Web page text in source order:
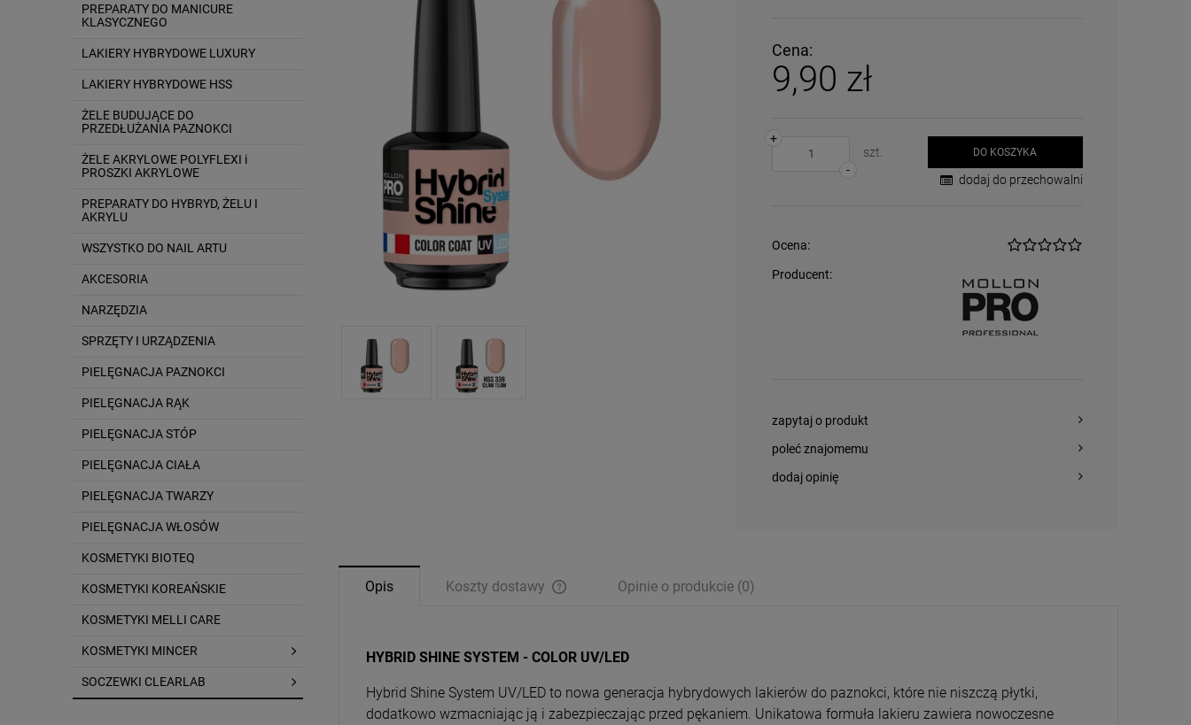
PREPARATY DO MANICURE
KLASYCZNEGO
LAKIERY HYBRYDOWE LUXURY
LAKIERY HYBRYDOWE HSS
ŻELE BUDUJĄCE DO
PRZEDŁUŻANIA PAZNOKCI
ŻELE AKRYLOWE POLYFLEXI i
PROSZKI AKRYLOWE
PREPARATY DO HYBRYD, ŻELU I
AKRYLU
WSZYSTKO DO NAIL ARTU
AKCESORIA
NARZĘDZIA
SPRZĘTY I URZĄDZENIA
PIELĘGNACJA PAZNOKCI
PIELĘGNACJA RĄK
PIELĘGNACJA STÓP
PIELĘGNACJA CIAŁA
PIELĘGNACJA TWARZY
PIELĘGNACJA WŁOSÓW
KOSMETYKI BIOTEQ
KOSMETYKI KOREAŃSKIE
KOSMETYKI MELLI CARE
KOSMETYKI MINCER
SOCZEWKI CLEARLAB
Cena:
9,90 zł
-
+
szt.
DO KOSZYKA
dodaj do przechowalni
Ocena:
Producent:
zapytaj o produkt
poleć znajomemu
dodaj opinię
Opis Koszty dostawy Opinie o produkcie (0)
HYBRID SHINE SYSTEM - COLOR UV/LED
Hybrid Shine System UV/LED to nowa generacja hybrydowych lakierów do paznokci, które nie niszczą płytki,
dodatkowo wzmacniając ją i zabezpieczając przed pękaniem. Unikatowa formuła lakieru zawiera nowoczesne